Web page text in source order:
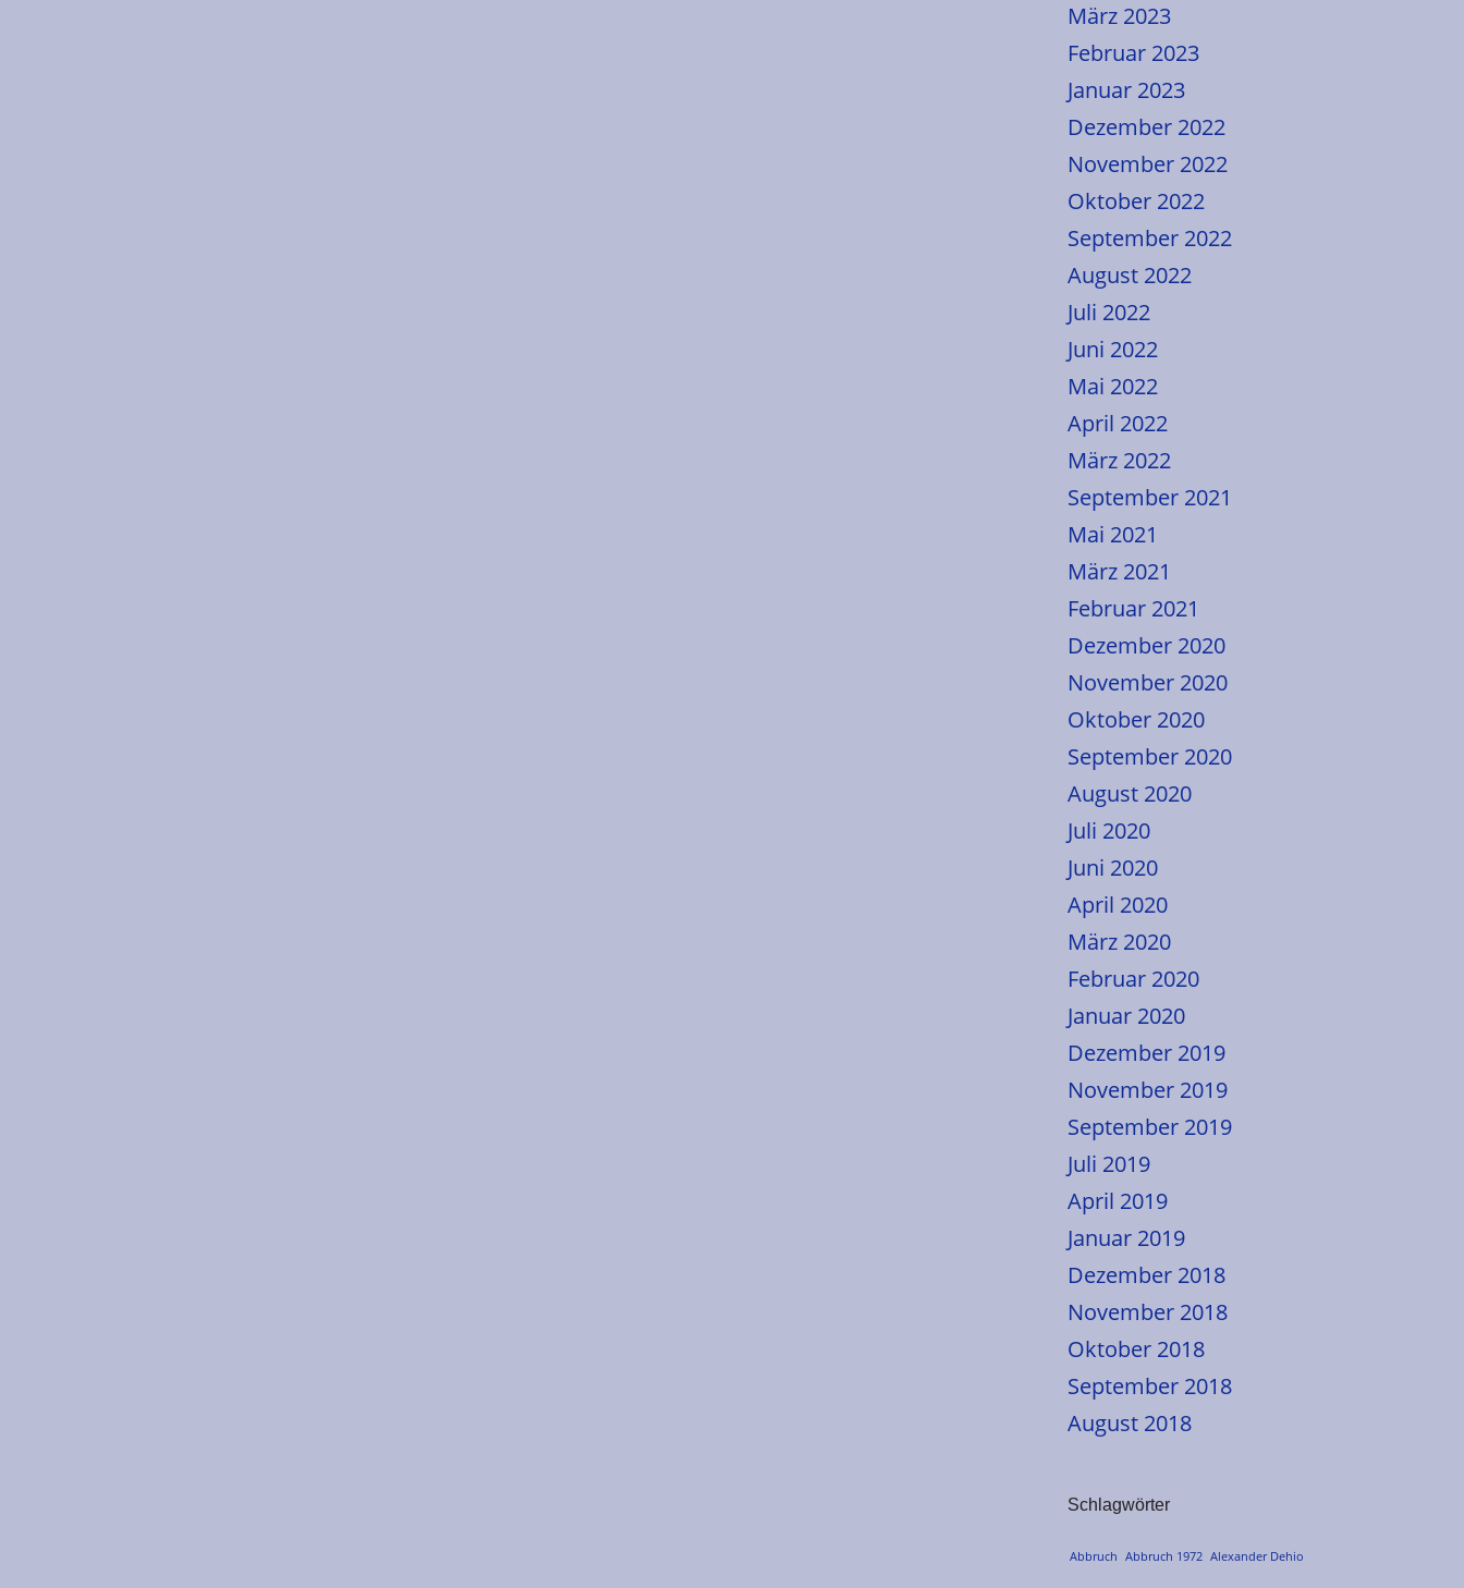
März 2023
Februar 2023
Januar 2023
Dezember 2022
November 2022
Oktober 2022
September 2022
August 2022
Juli 2022
Juni 2022
Mai 2022
April 2022
März 2022
September 2021
Mai 2021
März 2021
Februar 2021
Dezember 2020
November 2020
Oktober 2020
September 2020
August 2020
Juli 2020
Juni 2020
April 2020
März 2020
Februar 2020
Januar 2020
Dezember 2019
November 2019
September 2019
Juli 2019
April 2019
Januar 2019
Dezember 2018
November 2018
Oktober 2018
September 2018
August 2018
Schlagwörter
Abbruch Abbruch 1972 Alexander Dehio